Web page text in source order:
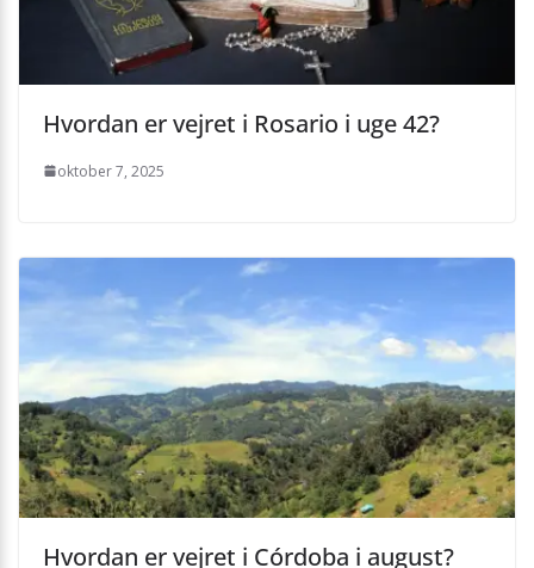
Hvordan er vejret i Rosario i uge 42?
oktober 7, 2025
Hvordan er vejret i Córdoba i august?